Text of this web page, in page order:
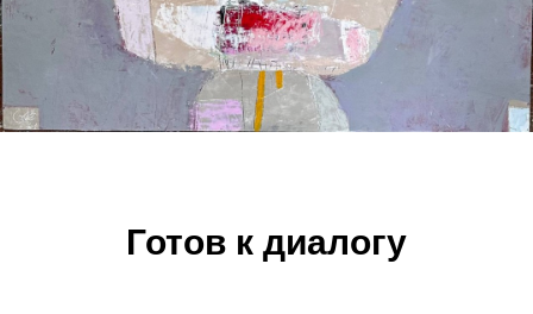
Готов к диалогу